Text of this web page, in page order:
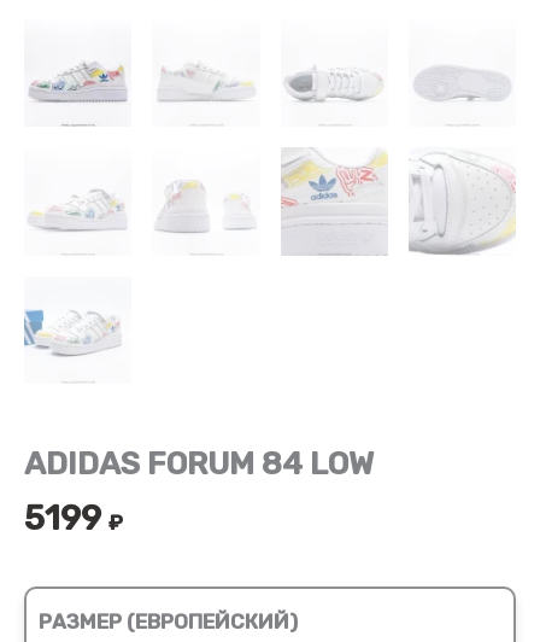
ADIDAS FORUM 84 LOW
5199 ₽
РАЗМЕР (ЕВРОПЕЙСКИЙ)